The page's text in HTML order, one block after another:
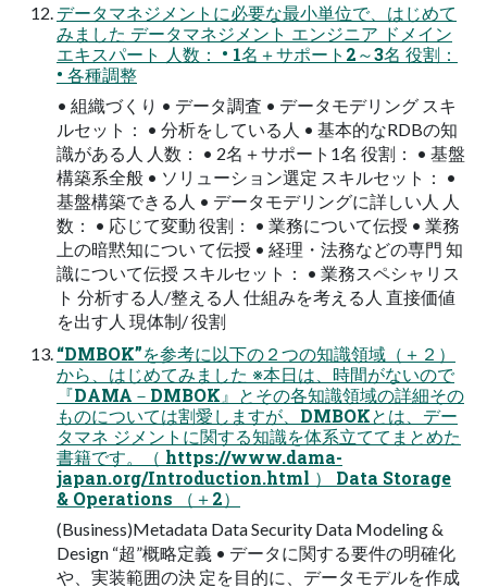
データマネジメントに必要な最小単位で、はじめて
みました データマネジメント エンジニア ドメイン
エキスパート 人数： • 1名＋サポート2～3名 役割：
• 各種調整
• 組織づくり • データ調査 • データモデリング スキ
ルセット： • 分析をしている人 • 基本的なRDBの知
識がある人 人数： • 2名＋サポート1名 役割： • 基盤
構築系全般 • ソリューション選定 スキルセット： •
基盤構築できる人 • データモデリングに詳しい人 人
数： • 応じて変動 役割： • 業務について伝授 • 業務
上の暗黙知につい て伝授 • 経理・法務などの専門 知
識について伝授 スキルセット： • 業務スペシャリス
ト 分析する人/整える人 仕組みを考える人 直接価値
を出す人 現体制/ 役割
“DMBOK”を参考に以下の２つの知識領域（＋２）
から、はじめてみました ※本日は、時間がないので
『DAMA－DMBOK』とその各知識領域の詳細その
ものについては割愛しますが、DMBOKとは、デー
タマネ ジメントに関する知識を体系立ててまとめた
書籍です。（ https://www.dama-
japan.org/Introduction.html ） Data Storage
& Operations （＋2）
(Business)Metadata Data Security Data Modeling &
Design “超”概略定義 • データに関する要件の明確化
や、実装範囲の決 定を目的に、データモデルを作成